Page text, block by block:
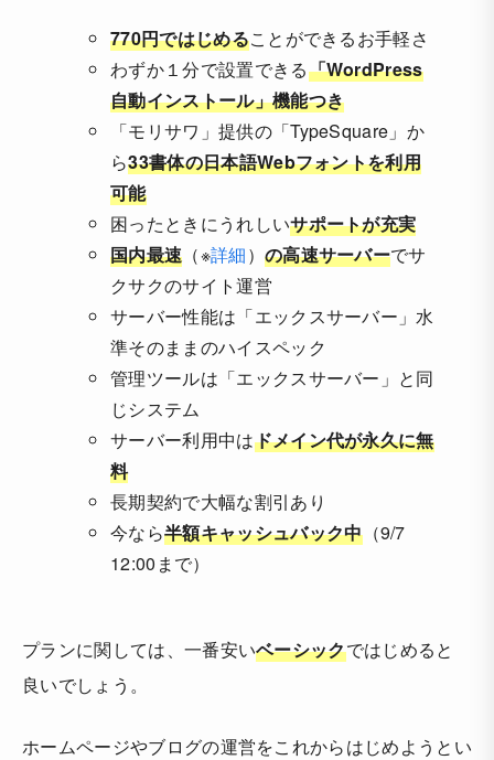
770円ではじめることができるお手軽さ
わずか１分で設置できる「WordPress
自動インストール」機能つき
「モリサワ」提供の「TypeSquare」か
ら33書体の日本語Webフォントを利用
可能
困ったときにうれしいサポートが充実
国内最速 （※詳細） の高速サーバーでサ
クサクのサイト運営
サーバー性能は「エックスサーバー」水
準そのままのハイスペック
管理ツールは「エックスサーバー」と同
じシステム
サーバー利用中はドメイン代が永久に無
料
長期契約で大幅な割引あり
今なら半額キャッシュバック中（9/7
12:00まで）
プランに関しては、一番安いベーシックではじめると
良いでしょう。
ホームページやブログの運営をこれからはじめようとい